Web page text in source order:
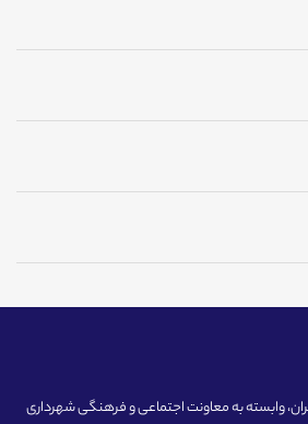
وابسته به معاونت اجتماعی و فرهنگی شهرداری